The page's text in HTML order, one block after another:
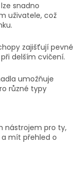
snadno
uživatele, což
zajišťují pevné
delším cvičení.
umožňuje
různé typy
nástrojem pro ty,
mít přehled o